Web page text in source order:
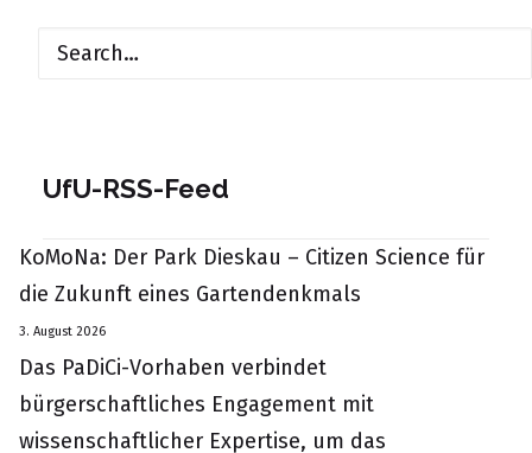
UfU-RSS-Feed
KoMoNa: Der Park Dieskau – Citizen Science für
die Zukunft eines Gartendenkmals
3. August 2026
Das PaDiCi-Vorhaben verbindet
bürgerschaftliches Engagement mit
wissenschaftlicher Expertise, um das